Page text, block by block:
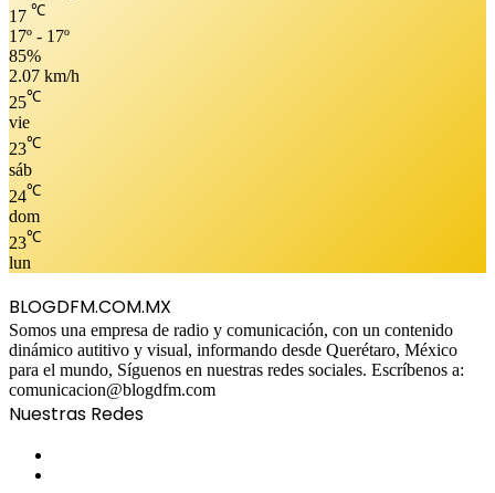
17 ℃
17º - 17º
85%
2.07 km/h
25℃
vie
23℃
sáb
24℃
dom
23℃
lun
BLOGDFM.COM.MX
Somos una empresa de radio y comunicación, con un contenido
dinámico autitivo y visual, informando desde Querétaro, México
para el mundo, Síguenos en nuestras redes sociales. Escríbenos a:
comunicacion@blogdfm.com
Nuestras Redes